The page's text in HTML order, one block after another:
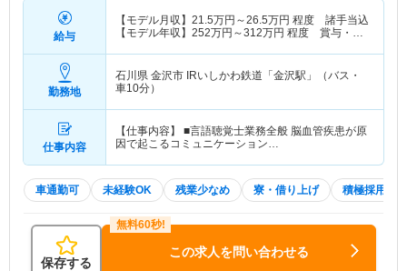
給与
【モデル月収】 21.5万円～26.5万円 程度 諸手当込
【モデル年収】 252万円～312万円 程度 賞与・諸
勤務地
石川県 金沢市 IRいしかわ鉄道「金沢駅」（バス・
車10分）
仕事内容
【仕事内容】 ■言語聴覚士業務全般 脳血管疾患が原
因で起こるコミュニケーション…
車通勤可 未経験OK 残業少なめ 寮・借り上げ 積極採用中
保存する
この求人を問い合わせる